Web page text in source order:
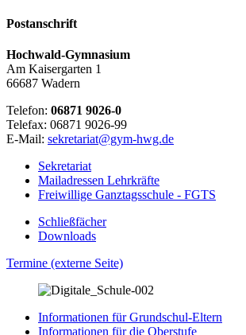
Postanschrift
Hochwald-Gymnasium
Am Kaisergarten 1
66687 Wadern
Telefon: 06871 9026-0
Telefax: 06871 9026-99
E-Mail: sekretariat@gym-hwg.de
Sekretariat
Mailadressen Lehrkräfte
Freiwillige Ganztagsschule - FGTS
Schließfächer
Downloads
Termine (externe Seite)
Informationen für Grundschul-Eltern
Informationen für die Oberstufe